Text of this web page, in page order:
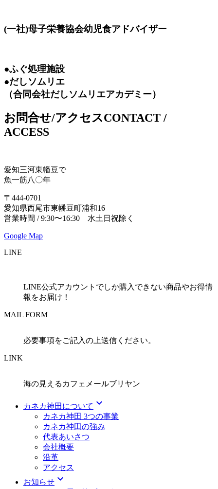
(一社)母子栄養協会幼児食アドバイザー
●ふぐ処理施設
●だしソムリエ
（合同会社だしソムリエアカデミー）
お問合せ/アクセスCONTACT /
ACCESS
愛知三河東幡豆で
魚一筋八〇年
〒444-0701
愛知県西尾市東幡豆町浦和16
営業時間 / 9:30〜16:30 水土日祝除く
Google Map
LINE
LINE公式アカウントでしか購入できない商品やお得情
報をお届け！
MAIL FORM
必要事項をご記入の上送信ください。
LINK
海の見えるカフェメールブリヤン
カネカ神田について expand_more
カネカ神田 3つの事業
カネカ神田の強み
代表あいさつ
会社概要
沿革
アクセス
お知らせ expand_more